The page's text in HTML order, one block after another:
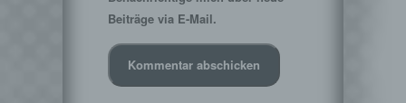
Beiträge via E-Mail.
Empfänger ist eine natürliche oder juristische
Person, Behörde, Einrichtung oder andere
Stelle, der personenbezogene Daten
offengelegt werden, unabhängig davon, ob
es sich bei ihr um einen Dritten handelt oder